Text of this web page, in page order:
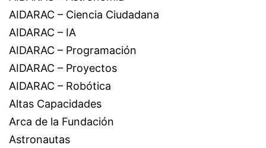
AIDARAC – Ciencia Ciudadana
AIDARAC – IA
AIDARAC – Programación
AIDARAC – Proyectos
AIDARAC – Robótica
Altas Capacidades
Arca de la Fundación
Astronautas